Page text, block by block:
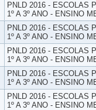
PNLD 2016 - ESCOLAS
1º A 3º ANO - ENSINO
PNLD 2016 - ESCOLAS
1º A 3º ANO - ENSINO
PNLD 2016 - ESCOLAS
1º A 3º ANO - ENSINO
PNLD 2016 - ESCOLAS
1º A 3º ANO - ENSINO
PNLD 2016 - ESCOLAS
1º A 3º ANO - ENSINO